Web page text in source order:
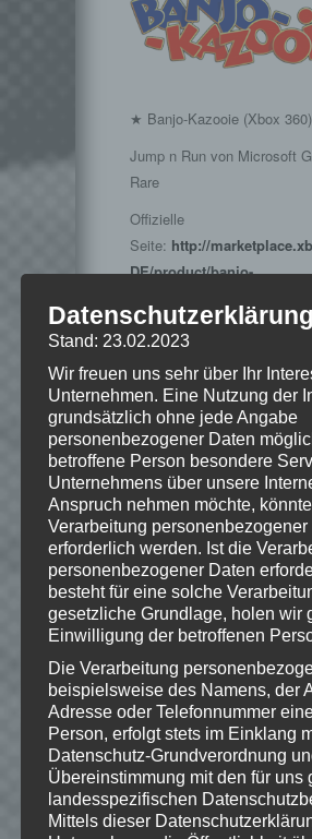
★ Banjo-Kazooie (Xbox
Jump n Run von Microsoft
Rare
Offizielle
Seite: http://
DE/product/banjo-
d80258410954/
Hinweise
Wenn Dir das Spiel gefällt,
unterstütze bitte die
kaufe Dir das Spiel im
Xbox
Marketplace:http://
DE/product/banjo-
kazooie/66acd000-77fe-
d80258410954/
© 2016 Microsoft, all rights
Datenschutzerklärung
Stand: 23.02.2023
Wir freuen uns sehr über Ihr
Unternehmen. Eine Nutzung der
grundsätzlich ohne jede Angabe
personenbezogener Daten
betroffene Person besondere
Unternehmens über unsere
Anspruch nehmen möchte,
Verarbeitung personenbezogener
erforderlich werden. Ist die
personenbezogener Daten
besteht für eine solche
gesetzliche Grundlage, holen wir
Einwilligung der betroffenen
Die Verarbeitung
beispielsweise des Namens, der
Adresse oder Telefonnummer
Person, erfolgt stets im Einklang
Datenschutz-Grundverordnung
Übereinstimmung mit den für uns
landesspezifischen
Mittels dieser